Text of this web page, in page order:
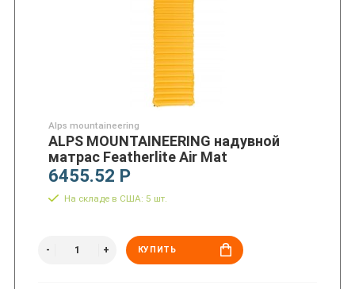
Alps mountaineering
ALPS MOUNTAINEERING надувной
матрас Featherlite Air Mat
6455.52 Р
На складе в США: 5 шт.
КУПИТЬ